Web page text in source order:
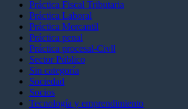
Práctica Fiscal Tributaria
Práctica Laboral
Práctica Mercantil
Práctica penal
Práctica procesal-Civll
Sector Público
Sin categoría
Sociedad
Socios
Tecnología y emprendimiento